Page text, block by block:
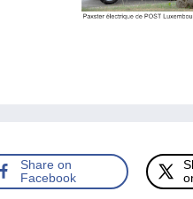
Share on
Facebook